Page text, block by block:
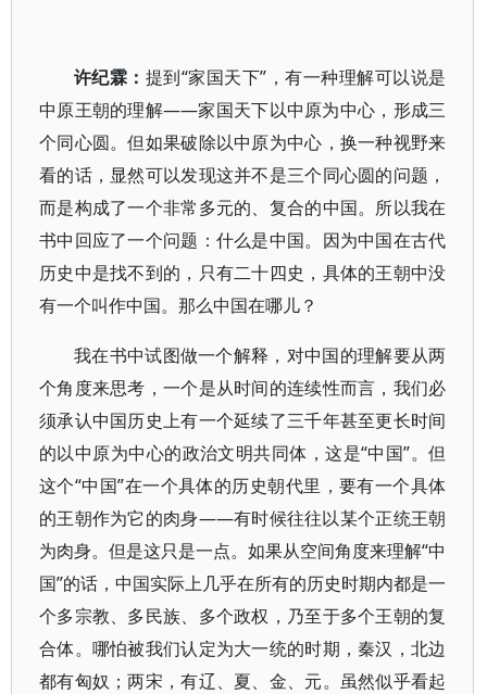
许纪霖： 提到“家国天下”，有一种理解可以说是
中原王朝的理解——家国天下以中原为中心，形成三
个同心圆。但如果破除以中原为中心，换一种视野来
看的话，显然可以发现这并不是三个同心圆的问题，
而是构成了一个非常多元的、复合的中国。所以我在
书中回应了一个问题：什么是中国。因为中国在古代
历史中是找不到的，只有二十四史，具体的王朝中没
有一个叫作中国。那么中国在哪儿？
我在书中试图做一个解释，对中国的理解要从两
个角度来思考，一个是从时间的连续性而言，我们必
须承认中国历史上有一个延续了三千年甚至更长时间
的以中原为中心的政治文明共同体，这是“中国”。但
这个“中国”在一个具体的历史朝代里，要有一个具体
的王朝作为它的肉身——有时候往往以某个正统王朝
为肉身。但是这只是一点。如果从空间角度来理解“中
国”的话，中国实际上几乎在所有的历史时期内都是一
个多宗教、多民族、多个政权，乃至于多个王朝的复
合体。哪怕被我们认定为大一统的时期，秦汉，北边
都有匈奴；两宋，有辽、夏、金、元。虽然似乎看起